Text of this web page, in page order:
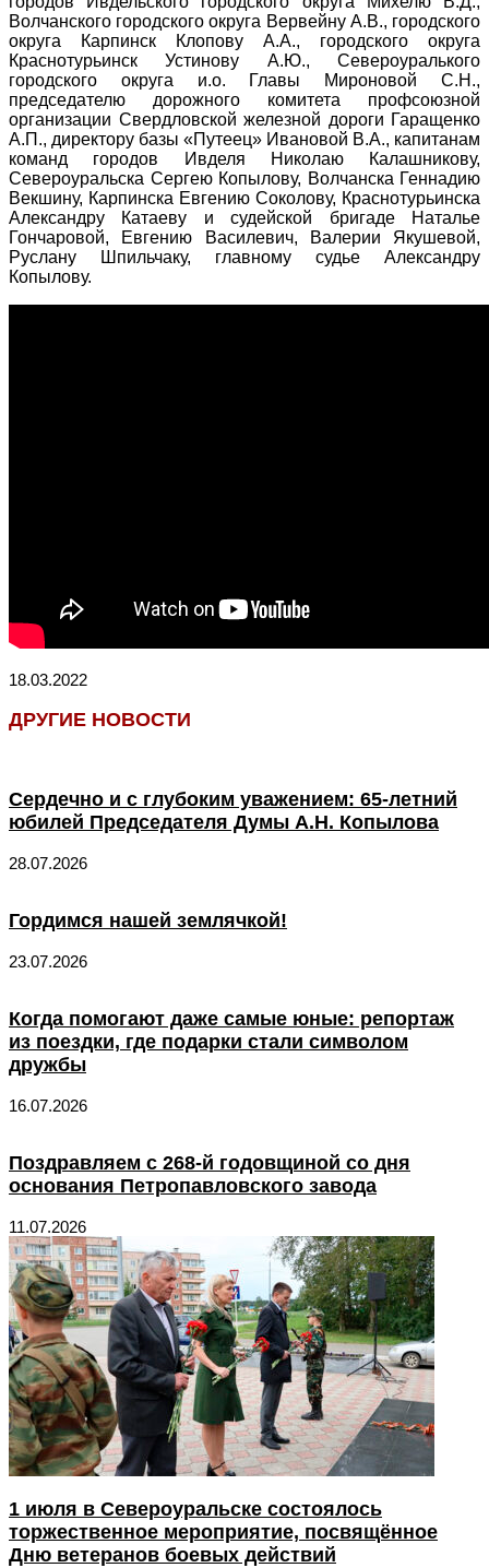
Волчанского городского округа Вервейну А.В., городского
округа Карпинск Клопову А.А., городского округа
Краснотурьинск Устинову А.Ю., Североуралького
городского округа и.о. Главы Мироновой С.Н.,
председателю дорожного комитета профсоюзной
организации Свердловской железной дороги Гаращенко
А.П., директору базы «Путеец» Ивановой В.А., капитанам
команд городов Ивделя Николаю Калашникову,
Североуральска Сергею Копылову, Волчанска Геннадию
Векшину, Карпинска Евгению Соколову, Краснотурьинска
Александру Катаеву и судейской бригаде Наталье
Гончаровой, Евгению Василевич, Валерии Якушевой,
Руслану Шпильчаку, главному судье Александру
Копылову.
18.03.2022
ДРУГИЕ НОВОСТИ
Сердечно и с глубоким уважением: 65-летний
юбилей Председателя Думы А.Н. Копылова
28.07.2026
Гордимся нашей землячкой!
23.07.2026
Когда помогают даже самые юные: репортаж
из поездки, где подарки стали символом
дружбы
16.07.2026
Поздравляем с 268-й годовщиной со дня
основания Петропавловского завода
11.07.2026
1 июля в Североуральске состоялось
торжественное мероприятие, посвящённое
Дню ветеранов боевых действий